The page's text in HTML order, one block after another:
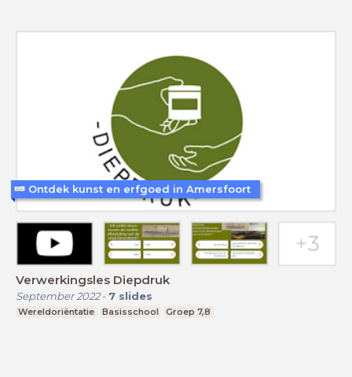
Verwerkingsles Diepdruk
September 2022- 7 slides
Wereldoriëntatie Basisschool Groep 7,8
Ontdek kunst en erfgoed in Amersfoort